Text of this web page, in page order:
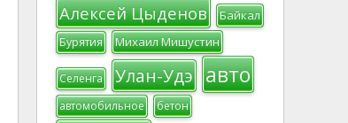
Алексей Цыденов Байкал
Бурятия Михаил Мишустин
Селенга Улан-Удэ авто
автомобильное бетон